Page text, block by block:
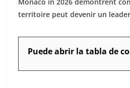
Monaco in 2026 démontrent
territoire peut devenir un
Puede abrir la tabla de